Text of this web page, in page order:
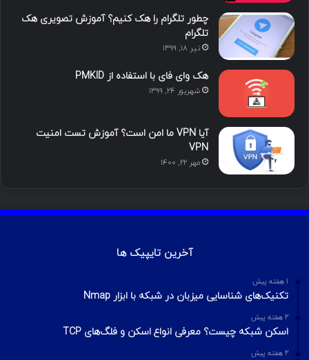
ا
چطور تلگرام را هک کنیم؟ آموزش تصویری هک
تلگرام
تیر ۱۸, ۱۳۹۹
هک وای فای با استفاده از PMKID
شهریور ۲۴, ۱۳۹۹
آیا VPN ما امن است؟ آموزش تست امنیت
VPN
مهر ۲۲, ۱۴۰۰
آخرین تایپیک ها
1 هفته پیش
تکنیک‌های شناسایی میزبان در شبکه با ابزار Nmap
2 هفته پیش
اسکن شبکه چیست؟ معرفی انواع اسکن و فلگ‌های TCP
2 هفته پیش